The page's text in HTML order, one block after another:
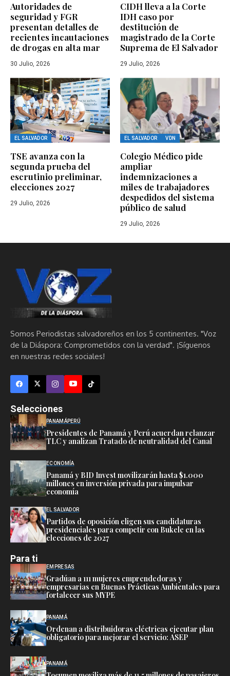
Autoridades de
seguridad y FGR
presentan detalles de
recientes incautaciones
de drogas en alta mar
30 Julio, 2026
CIDH lleva a la Corte
IDH caso por
destitución de
magistrado de la Corte
Suprema de El Salvador
29 Julio, 2026
EL SALVADOR
TSE avanza con la
segunda prueba del
escrutinio preliminar,
elecciones 2027
29 Julio, 2026
EL SALVADOR VDN
Colegio Médico pide
ampliar
indemnizaciones a
miles de trabajadores
despedidos del sistema
público de salud
29 Julio, 2026
Somos Periodistas salvadoreños en los 5 continentes. "Voz
de la Diáspora: Comprometidos con la verdad". ¡Síguenos
en nuestras redes sociales!
Selecciones
PANAMÁPERÚ
Presidentes de Panamá y Perú acuerdan relanzar
TLC y analizan Tratado de neutralidad del Canal
ECONOMÍA
Panamá y BID Invest movilizarán hasta $1.000
millones en inversión privada para impulsar
economía
EL SALVADOR
Partidos de oposición eligen sus candidaturas
presidenciales para competir con Bukele en las
elecciones de 2027
Para ti
EMPRESAS
Gradúan a 111 mujeres emprendedoras y
empresarias en Buenas Prácticas Ambientales para
fortalecer sus MYPE
PANAMÁ
Ordenan a distribuidoras eléctricas ejecutar plan
obligatorio para mejorar el servicio: ASEP
PANAMÁ